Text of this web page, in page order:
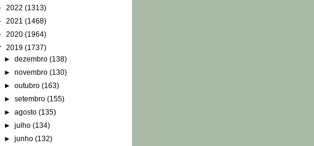
2022 (1313)
2021 (1468)
2020 (1964)
2019 (1737)
►dezembro(138)
►novembro(130)
►outubro(163)
►setembro(155)
►agosto(135)
►julho(134)
►junho(132)